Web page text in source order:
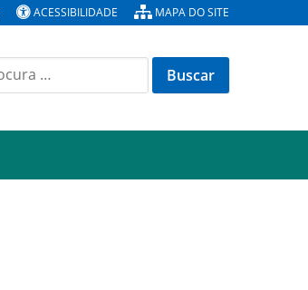
ACESSIBILIDADE MAPA DO SITE